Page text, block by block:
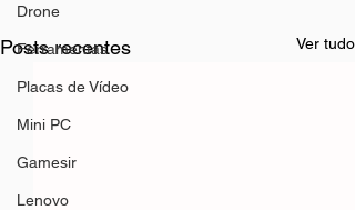
Drone
Ferramentas
Placas de Vídeo
Mini PC
Gamesir
Lenovo
Posts recentes Ver tudo